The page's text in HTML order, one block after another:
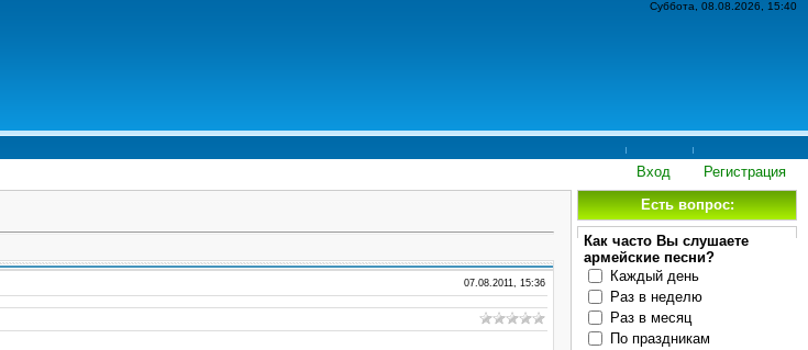
Суббота, 08.08.2026, 15:40
Регистрация
Вход
07.08.2011, 15:36
Есть вопрос:
Как часто Вы слушаете
армейские песни?
Каждый день
Раз в неделю
Раз в месяц
По праздникам